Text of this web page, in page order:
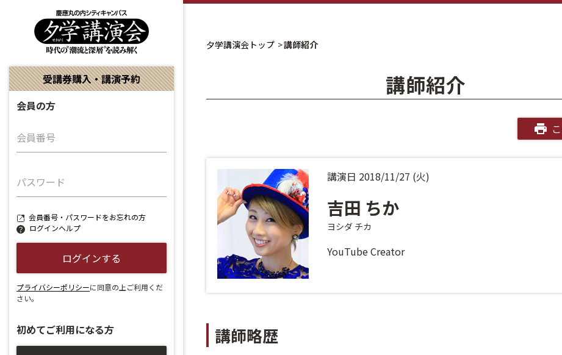
受講券購入・講演予約
会員の方
会員番号
パスワード
会員番号・パスワードをお忘れの方
ログインヘルプ
ログインする
プライバシーポリシーに同意の上ご利用くだ
さい。
初めてご利用になる方
夕学講演会トップ 講師紹介
講師紹介
講演日 2018/11/27 (火)
吉田 ちか
ヨシダ チカ
YouTube Creator
講師略歴